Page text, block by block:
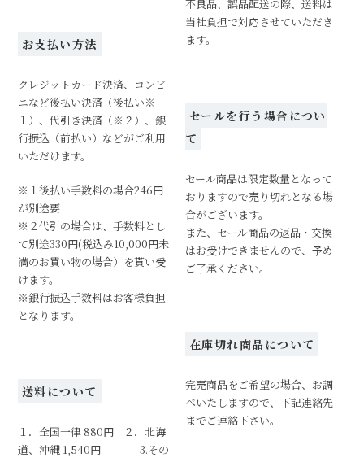
お支払い方法
クレジットカード決済、コンビ
ニなど後払い決済（後払い※
１）、代引き決済（※２）、銀
行振込（前払い）などがご利用
いただけます。
※１後払い手数料の場合246円
が別途要
※２代引の場合は、手数料とし
て別途330円(税込み10,000円未
満のお買い物の場合）を貰い受
けます。
※銀行振込手数料はお客様負担
となります。
送料について
１．全国一律 880円 ２．北海
道、沖縄 1,540円 3.その
不良品、誤品配送の際、送料は
当社負担で対応させていただき
ます。
セールを行う場合につい
て
セール商品は限定数量となって
おりますので売り切れとなる場
合がございます。
また、セール商品の返品・交換
はお受けできませんので、予め
ご了承ください。
在庫切れ商品について
完売商品をご希望の場合、お調
べいたしますので、下記連絡先
までご連絡下さい。